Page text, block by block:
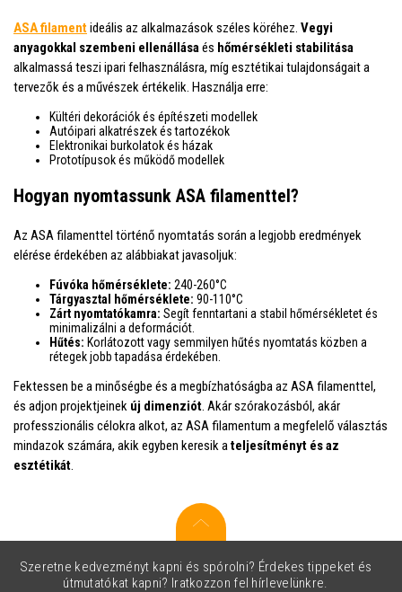
ASA filamentideális az alkalmazások széles köréhez. Vegyi
anyagokkal szembeni ellenállásaés hőmérsékleti stabilitása
alkalmassá teszi ipari felhasználásra, míg esztétikai tulajdonságait a
tervezők és a művészek értékelik. Használja erre:
Kültéri dekorációk és építészeti modellek
Autóipari alkatrészek és tartozékok
Elektronikai burkolatok és házak
Prototípusok és működő modellek
Hogyan nyomtassunk ASA filamenttel?
Az ASA filamenttel történő nyomtatás során a legjobb eredmények
elérése érdekében az alábbiakat javasoljuk:
Fúvóka hőmérséklete: 240-260°C
Tárgyasztal hőmérséklete: 90-110°C
Zárt nyomtatókamra: Segít fenntartani a stabil hőmérsékletet és
minimalizálni a deformációt.
Hűtés: Korlátozott vagy semmilyen hűtés nyomtatás közben a
rétegek jobb tapadása érdekében.
Fektessen be a minőségbe és a megbízhatóságba az ASA filamenttel,
és adjon projektjeinek új dimenziót. Akár szórakozásból, akár
professzionális célokra alkot, az ASA filamentum a megfelelő választás
mindazok számára, akik egyben keresik ateljesítményt és az
esztétikát.
Szeretne kedvezményt kapni és spórolni? Érdekes tippeket és
útmutatókat kapni? Iratkozzon fel hírlevelünkre.